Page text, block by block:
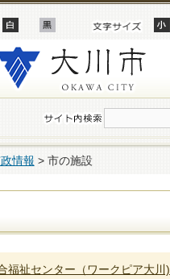
情報 > 市の施設
福祉センター（ワークピア大川)